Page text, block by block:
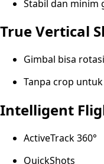
Stabil dan minim
True Vertical
Gimbal bisa
Tanpa crop
Intelligent
ActiveTrack 360°
QuickShots